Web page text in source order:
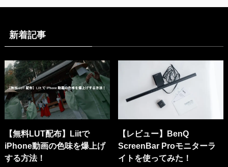
新着記事
【無料LUT配布】Liitで
iPhone動画の色味を爆上げ
する方法！
【レビュー】BenQ
ScreenBar Proモニターラ
イトを使ってみた！